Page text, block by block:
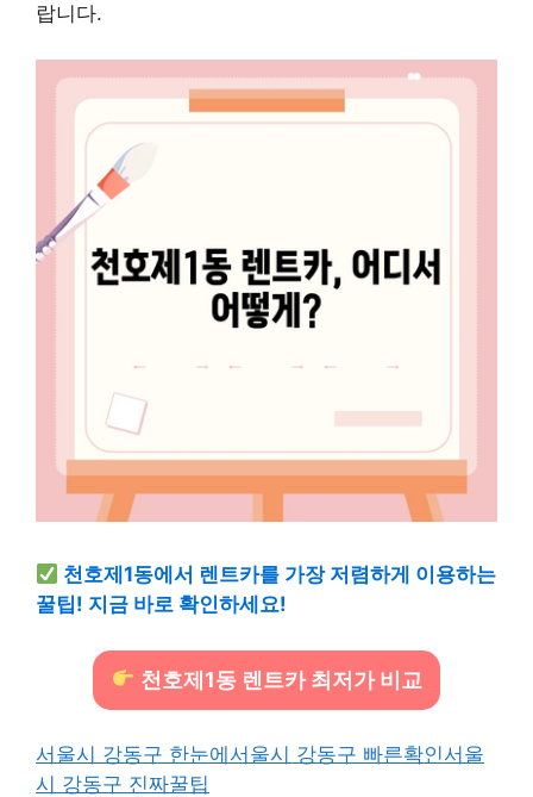
랍니다.
천호제1동에서 렌트카를 가장 저렴하게 이용하는
꿀팁! 지금 바로 확인하세요!
천호제1동 렌트카 최저가 비교
서울시 강동구 한눈에 서울시 강동구 빠른확인서울
시 강동구 진짜꿀팁